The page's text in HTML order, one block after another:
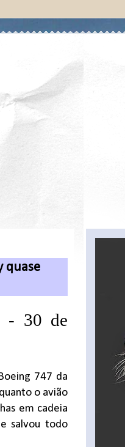
quase
- 30 de
747 da
o avião
em cadeia
salvou todo